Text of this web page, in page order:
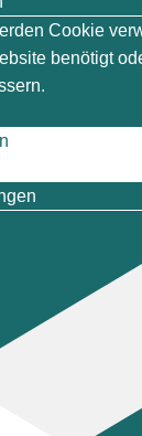
Cookie
benötigt